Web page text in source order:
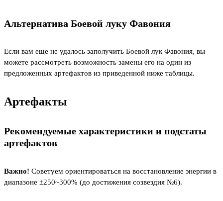
Альтернатива Боевой луку Фавония
Если вам еще не удалось заполучить Боевой лук Фавония, вы
можете рассмотреть возможность замены его на один из
предложенных артефактов из приведенной ниже таблицы.
Артефакты
Рекомендуемые характеристики и подстаты
артефактов
Важно! Советуем ориентироваться на восстановление энергии в
диапазоне ±250~300% (до достижения созвездия №6).